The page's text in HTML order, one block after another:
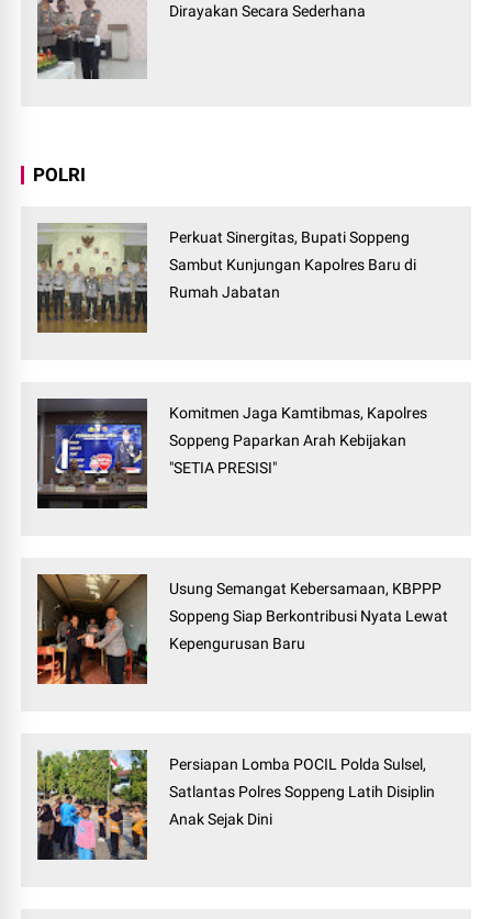
Dirayakan Secara Sederhana
POLRI
Perkuat Sinergitas, Bupati Soppeng
Sambut Kunjungan Kapolres Baru di
Rumah Jabatan
Komitmen Jaga Kamtibmas, Kapolres
Soppeng Paparkan Arah Kebijakan
"SETIA PRESISI"
Usung Semangat Kebersamaan, KBPPP
Soppeng Siap Berkontribusi Nyata Lewat
Kepengurusan Baru
Persiapan Lomba POCIL Polda Sulsel,
Satlantas Polres Soppeng Latih Disiplin
Anak Sejak Dini